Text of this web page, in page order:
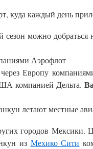
куда каждый день
можно добраться
Аэрофлот
Европу
компанией Дельта.
летают местные
городов Мексики.
из Мехико Сити